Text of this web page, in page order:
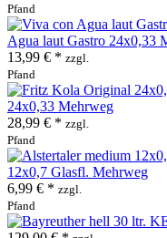
Pfand
Agua laut Gastro 24x0,33
13,99 € * zzgl.
Pfand
24x0,33 Mehrweg
28,99 € * zzgl.
Pfand
12x0,7 Glasfl. Mehrweg
6,99 € * zzgl.
Pfand